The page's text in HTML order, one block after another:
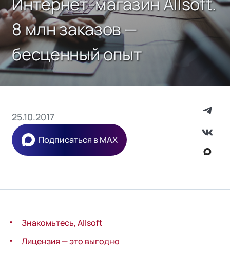
8 млн заказов —
бесценный опыт
25.10.2017
Подписаться в MAX
Знакомьтесь, Allsoft
Лицензия — это выгодно